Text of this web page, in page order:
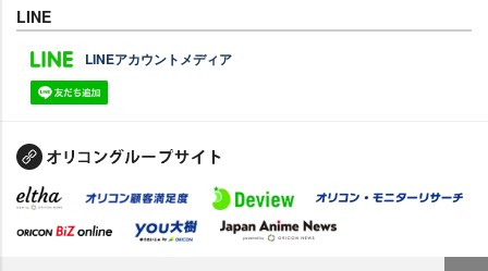
LINE
LINEアカウントメディア